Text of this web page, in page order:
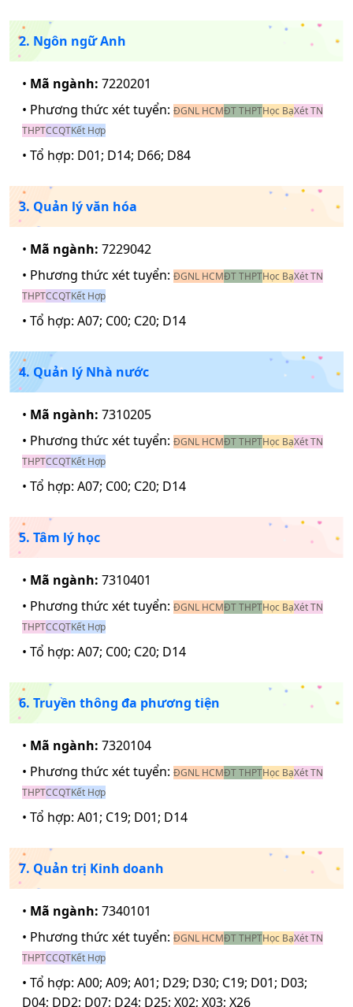
2. Ngôn ngữ Anh
• Mã ngành: 7220201
• Phương thức xét tuyển: ĐGNL HCMĐT THPTHọc BạXét TN
THPTCCQTKết Hợp
• Tổ hợp: D01; D14; D66; D84
3. Quản lý văn hóa
• Mã ngành: 7229042
• Phương thức xét tuyển: ĐGNL HCMĐT THPTHọc BạXét TN
THPTCCQTKết Hợp
• Tổ hợp: A07; C00; C20; D14
4. Quản lý Nhà nước
• Mã ngành: 7310205
• Phương thức xét tuyển: ĐGNL HCMĐT THPTHọc BạXét TN
THPTCCQTKết Hợp
• Tổ hợp: A07; C00; C20; D14
5. Tâm lý học
• Mã ngành: 7310401
• Phương thức xét tuyển: ĐGNL HCMĐT THPTHọc BạXét TN
THPTCCQTKết Hợp
• Tổ hợp: A07; C00; C20; D14
6. Truyền thông đa phương tiện
• Mã ngành: 7320104
• Phương thức xét tuyển: ĐGNL HCMĐT THPTHọc BạXét TN
THPTCCQTKết Hợp
• Tổ hợp: A01; C19; D01; D14
7. Quản trị Kinh doanh
• Mã ngành: 7340101
• Phương thức xét tuyển: ĐGNL HCMĐT THPTHọc BạXét TN
THPTCCQTKết Hợp
• Tổ hợp: A00; A09; A01; D29; D30; C19; D01; D03;
D04; DD2; D07; D24; D25; X02; X03; X26